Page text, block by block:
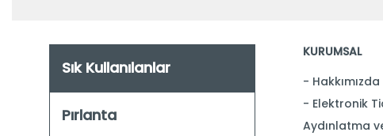
Sık Kullanılanlar
Pırlanta
KURUMSAL
Hakkımızda
Elektronik
Aydınlatma